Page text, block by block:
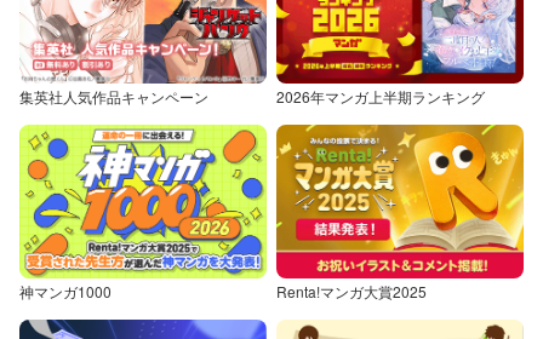
集英社人気作品キャンペーン 2026年マンガ上半期ランキング
神マンガ1000 Renta!マンガ大賞2025